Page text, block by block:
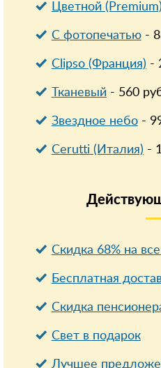
Цветной (Premium)
С фотопечатью-
Clipso (Франция) -
Тканевый- 560
Звездное небо-
Cerutti (Италия) -
Скидка 68% на
Бесплатная
Cкидка
Свет в подарок
Лучшее